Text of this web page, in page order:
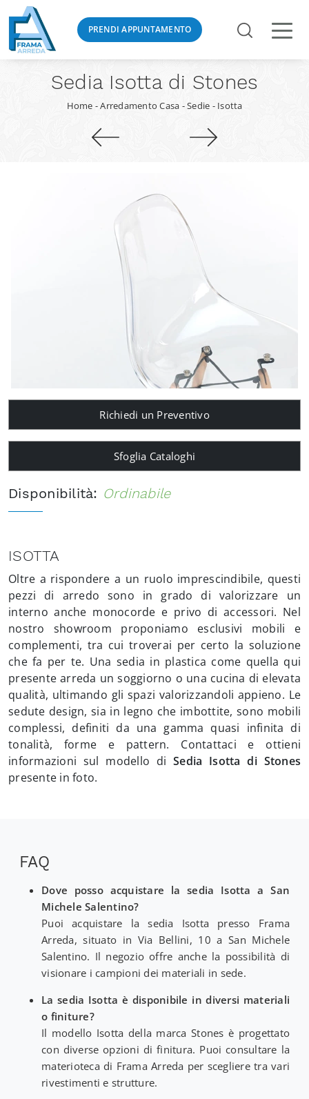
PRENDI APPUNTAMENTO
Sedia Isotta di Stones
Home -Arredamento Casa -Sedie - Isotta
Richiedi un Preventivo
Sfoglia Cataloghi
Disponibilità: Ordinabile
ISOTTA
Oltre a rispondere a un ruolo imprescindibile, questi
pezzi di arredo sono in grado di valorizzare un
interno anche monocorde e privo di accessori. Nel
nostro showroom proponiamo esclusivi mobili e
complementi, tra cui troverai per certo la soluzione
che fa per te. Una sedia in plastica come quella qui
presente arreda un soggiorno o una cucina di elevata
qualità, ultimando gli spazi valorizzandoli appieno. Le
sedute design, sia in legno che imbottite, sono mobili
complessi, definiti da una gamma quasi infinita di
tonalità, forme e pattern. Contattaci e ottieni
informazioni sul modello di Sedia Isotta di Stones
presente in foto.
FAQ
Dove posso acquistare la sedia Isotta a San
Michele Salentino?
Puoi acquistare la sedia Isotta presso Frama
Arreda, situato in Via Bellini, 10 a San Michele
Salentino. Il negozio offre anche la possibilità di
visionare i campioni dei materiali in sede.
La sedia Isotta è disponibile in diversi materiali
o finiture?
Il modello Isotta della marca Stones è progettato
con diverse opzioni di finitura. Puoi consultare la
materioteca di Frama Arreda per scegliere tra vari
rivestimenti e strutture.